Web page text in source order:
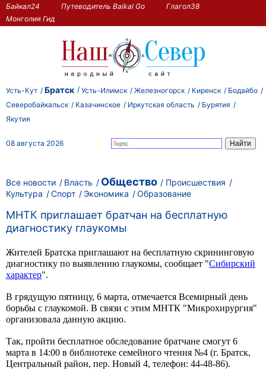
Байкал24 Путеводитель Baikal Go
Глагол38
Монголия Гид
Усть-Кут Братск Усть-Илимск Железногорск Киренск
Бодайбо
Северобайкальск
Казачинское Иркутская область
Бурятия
Якутия
08 августа 2026
Все новости Власть Общество
Происшествия
Культура
Спорт Экономика Образование
МНТК приглашает братчан на бесплатную
диагностику глаукомы
Жителей Братска приглашают на бесплатную скрининговую
диагностику по выявлению глаукомы, сообщает "Сибирский
характер".
В грядущую пятницу, 6 марта, отмечается Всемирный день
борьбы с глаукомой. В связи с этим МНТК "Микрохирургия"
организовала данную акцию.
Так, пройти бесплатное обследование братчане смогут 6
марта в 14:00 в библиотеке семейного чтения №4 (г. Братск,
Центральный район, пер. Новый 4, телефон: 44-48-86).